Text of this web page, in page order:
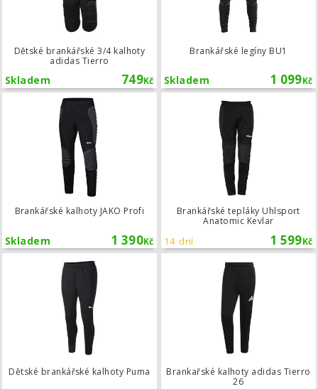
Dětské brankářské 3/4 kalhoty
adidas Tierro
749Kč
Skladem
Brankářské legíny BU1
1 099Kč
Skladem
Brankářské kalhoty JAKO Profi
1 390Kč
Skladem
Brankářské kalhoty JAKO Profi
Brankářské tepláky Uhlsport
Anatomic Kevlar
1 599Kč
14 dní
Dětské brankářské kalhoty Puma
Brankařské kalhoty adidas Tierro
26